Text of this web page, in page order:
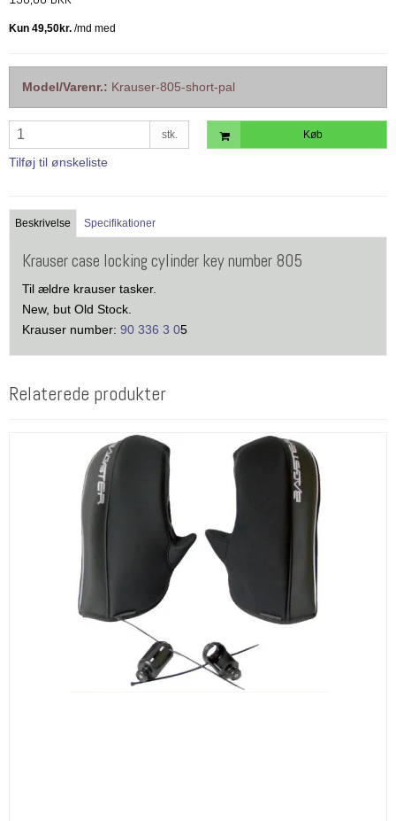
Model/Varenr.: Krauser-805-short-pal
stk. Køb
Tilføj til ønskeliste
Beskrivelse Specifikationer
Krauser case locking cylinder key number 805
Til ældre krauser tasker.
New, but Old Stock.
Krauser number: 90 336 3 05
Relaterede produkter